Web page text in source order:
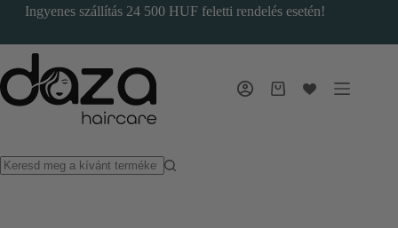
Ingyenes szállítás 24 500 HUF feletti rendelés esetén!
Bevásárlókosár